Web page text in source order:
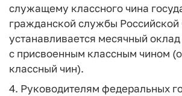
служащему классного чина
гражданской службы
устанавливается месячный оклад
с присвоенным классным чином
классный чин).
4. Руководителям федеральных